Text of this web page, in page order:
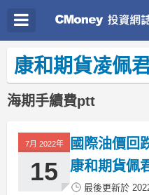
康和期貨凌佩
海期手續費ptt
7月 2022年
15
國際油價回
康和期貨佩
最後更新於